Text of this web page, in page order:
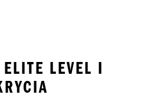
ELITE LEVEL I